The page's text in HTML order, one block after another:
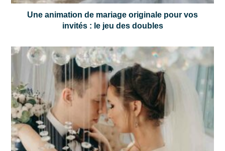
Une animation de mariage originale pour vos
invités : le jeu des doubles